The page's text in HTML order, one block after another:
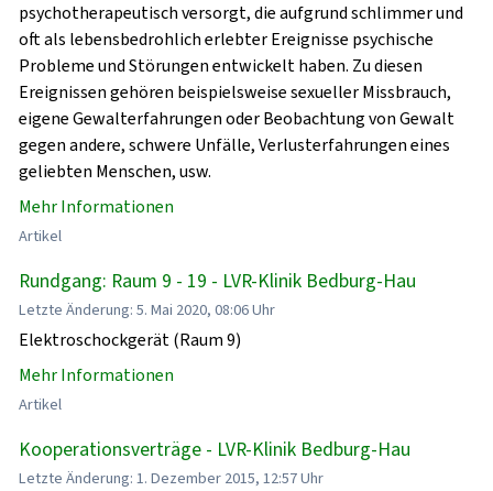
psychotherapeutisch versorgt, die aufgrund schlimmer und
oft als lebensbedrohlich erlebter Ereignisse psychische
Probleme und Störungen entwickelt haben. Zu diesen
Ereignissen gehören beispielsweise sexueller Missbrauch,
eigene Gewalterfahrungen oder Beobachtung von Gewalt
gegen andere, schwere Unfälle, Verlusterfahrungen eines
geliebten Menschen, usw.
Mehr Informationen
Artikel
Rundgang: Raum 9 - 19 - LVR-Klinik Bedburg-Hau
Letzte Änderung: 5. Mai 2020, 08:06 Uhr
Elektroschockgerät (Raum 9)
Mehr Informationen
Artikel
Kooperationsverträge - LVR-Klinik Bedburg-Hau
Letzte Änderung: 1. Dezember 2015, 12:57 Uhr